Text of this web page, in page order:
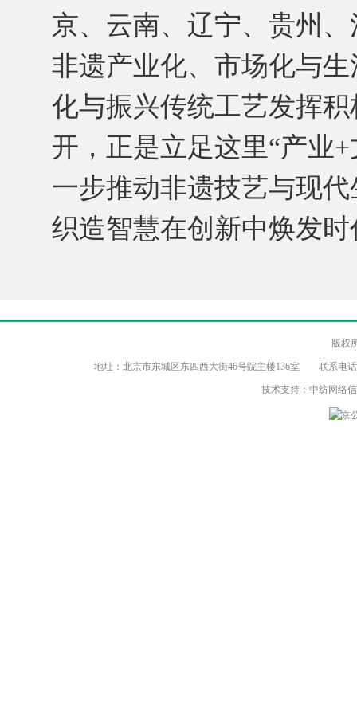
京、云南、辽宁、贵州
非遗产业化、市场化与
化与振兴传统工艺发挥
开，正是立足这里“产业
一步推动非遗技艺与现
织造智慧在创新中焕发
版权
地址：北京市东城区东四西大街46号院主楼136室 联系电
技术支持：中纺网络
京